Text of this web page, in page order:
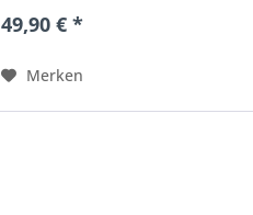
Umfang: 107 Seiten Ausgabe: keine
49,90 € *
Merken